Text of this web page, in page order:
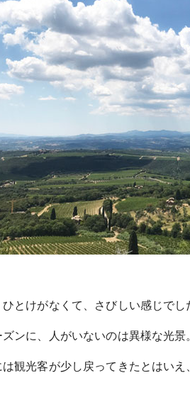
とけがなくて、さびしい感じでし
ンに、人がいないのは異様な光景。
観光客が少し戻ってきたとはいえ